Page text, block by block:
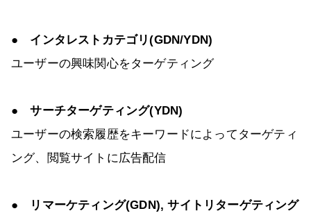
● インタレストカテゴリ(GDN/YDN)
ユーザーの興味関心をターゲティング
● サーチターゲティング(YDN)
ユーザーの検索履歴をキーワードによってターゲティ
ング、閲覧サイトに広告配信
● リマーケティング(GDN), サイトリターゲティング